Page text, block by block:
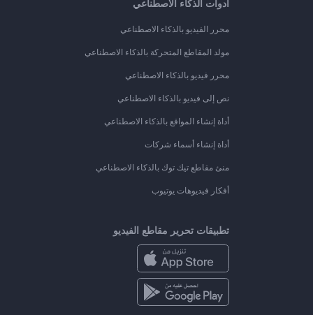
أدوات الذكاء الاصطناعي
محرر الفيديو بالذكاء الاصطناعي
مولد المقاطع المتحركة بالذكاء الاصطناعي
محرر فيديو بالذكاء الاصطناعي
نص إلى فيديو بالذكاء الاصطناعي
أداة إنشاء المواقع بالذكاء الاصطناعي
أداة إنشاء أسماء شركات
منئ مقاطع تيك توك بالذكاء الاصطناعي
أفكار فيديوهات يوتيوب
تطبيقات تحرير مقاطع الفيديو